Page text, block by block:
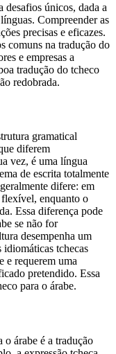
desafios únicos, dada a
Compreender as
precisas e eficazes.
comuns na tradução do
e empresas a
tradução do tcheco
redobrada.
gramatical
diferem
vez, é uma língua
de escrita totalmente
difere: em
flexível, enquanto o
Essa diferença pode
se não for
desempenha um
idiomáticas tchecas
e requerem uma
pretendido. Essa
para o árabe.
árabe é a tradução